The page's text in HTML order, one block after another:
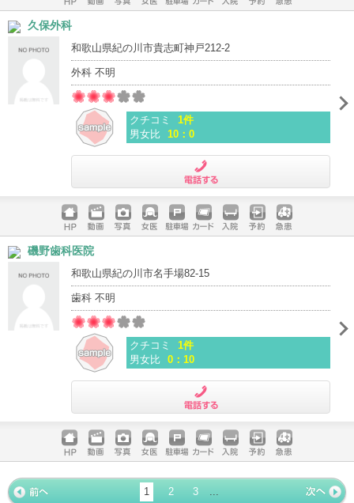
ホームペ
ージ
動画 写真 女医 駐車場
クレジッ
入院 予約 急患
久保外科
和歌山県紀の川市貴志町神戸212-2
外科 不明
クチコミ
1件
男女比
10：0
ホームペ
ージ
動画 写真 女医 駐車場
クレジッ
入院 予約 急患
磯野歯科医院
和歌山県紀の川市名手場82-15
歯科 不明
クチコミ
1件
男女比 0：10
ホームペ
ージ
動画 写真 女医 駐車場
クレジッ
トカード
入院 予約 急患
1 2 3